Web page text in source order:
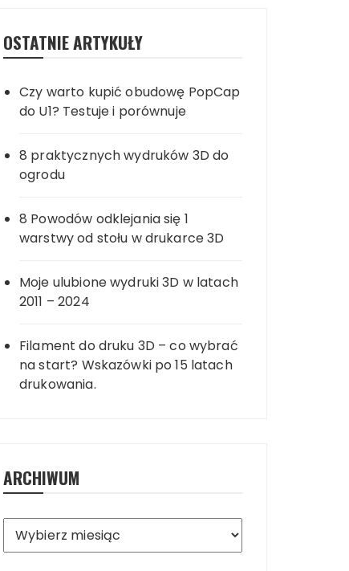
OSTATNIE ARTYKUŁY
Czy warto kupić obudowę PopCap
do U1? Testuje i porównuje
8 praktycznych wydruków 3D do
ogrodu
8 Powodów odklejania się 1
warstwy od stołu w drukarce 3D
Moje ulubione wydruki 3D w latach
2011 – 2024
Filament do druku 3D – co wybrać
na start? Wskazówki po 15 latach
drukowania.
ARCHIWUM
Archiwum